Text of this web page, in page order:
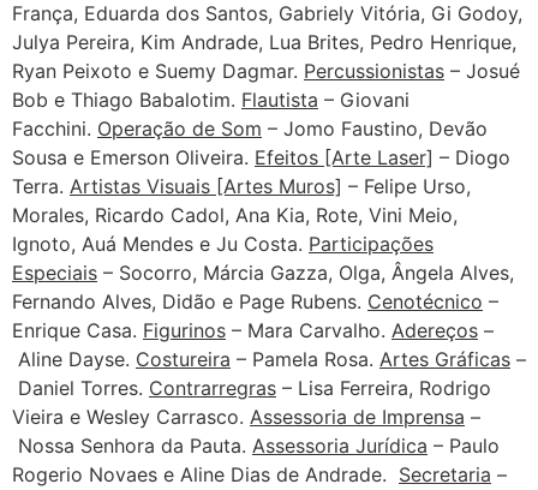
França, Eduarda dos Santos, Gabriely Vitória, Gi Godoy,
Julya Pereira, Kim Andrade, Lua Brites, Pedro Henrique,
Ryan Peixoto e Suemy Dagmar. Percussionistas – Josué
Bob e Thiago Babalotim. Flautista – Giovani
Facchini. Operação de Som – Jomo Faustino, Devão
Sousa e Emerson Oliveira. Efeitos [Arte Laser] – Diogo
Terra. Artistas Visuais [Artes Muros] – Felipe Urso,
Morales, Ricardo Cadol, Ana Kia, Rote, Vini Meio,
Ignoto, Auá Mendes e Ju Costa. Participações
Especiais – Socorro, Márcia Gazza, Olga, Ângela Alves,
Fernando Alves, Didão e Page Rubens. Cenotécnico –
Enrique Casa. Figurinos – Mara Carvalho. Adereços –
Aline Dayse. Costureira – Pamela Rosa. Artes Gráficas –
Daniel Torres. Contrarregras – Lisa Ferreira, Rodrigo
Vieira e Wesley Carrasco. Assessoria de Imprensa –
Nossa Senhora da Pauta. Assessoria Jurídica – Paulo
Rogerio Novaes e Aline Dias de Andrade. Secretaria –